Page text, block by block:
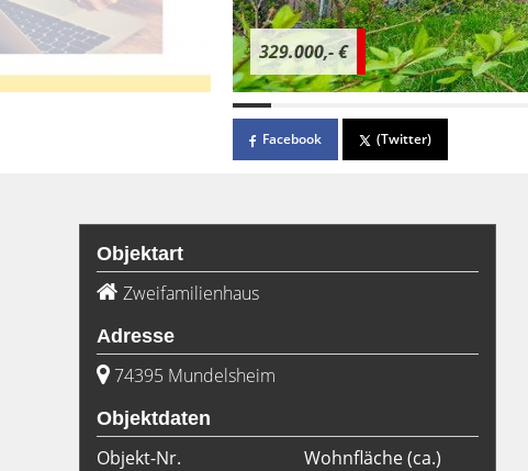
329.000,- €
Facebook (Twitter)
Objektart
Zweifamilienhaus
Adresse
74395 Mundelsheim
Objektdaten
Objekt-Nr.
Wohnfläche(ca.)